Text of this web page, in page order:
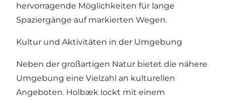
hervorragende Möglichkeiten für lange
Spaziergänge auf markierten Wegen.
Kultur und Aktivitäten in der Umgebung
Neben der großartigen Natur bietet die nähere
Umgebung eine Vielzahl an kulturellen
Angeboten. Holbæk lockt mit einem